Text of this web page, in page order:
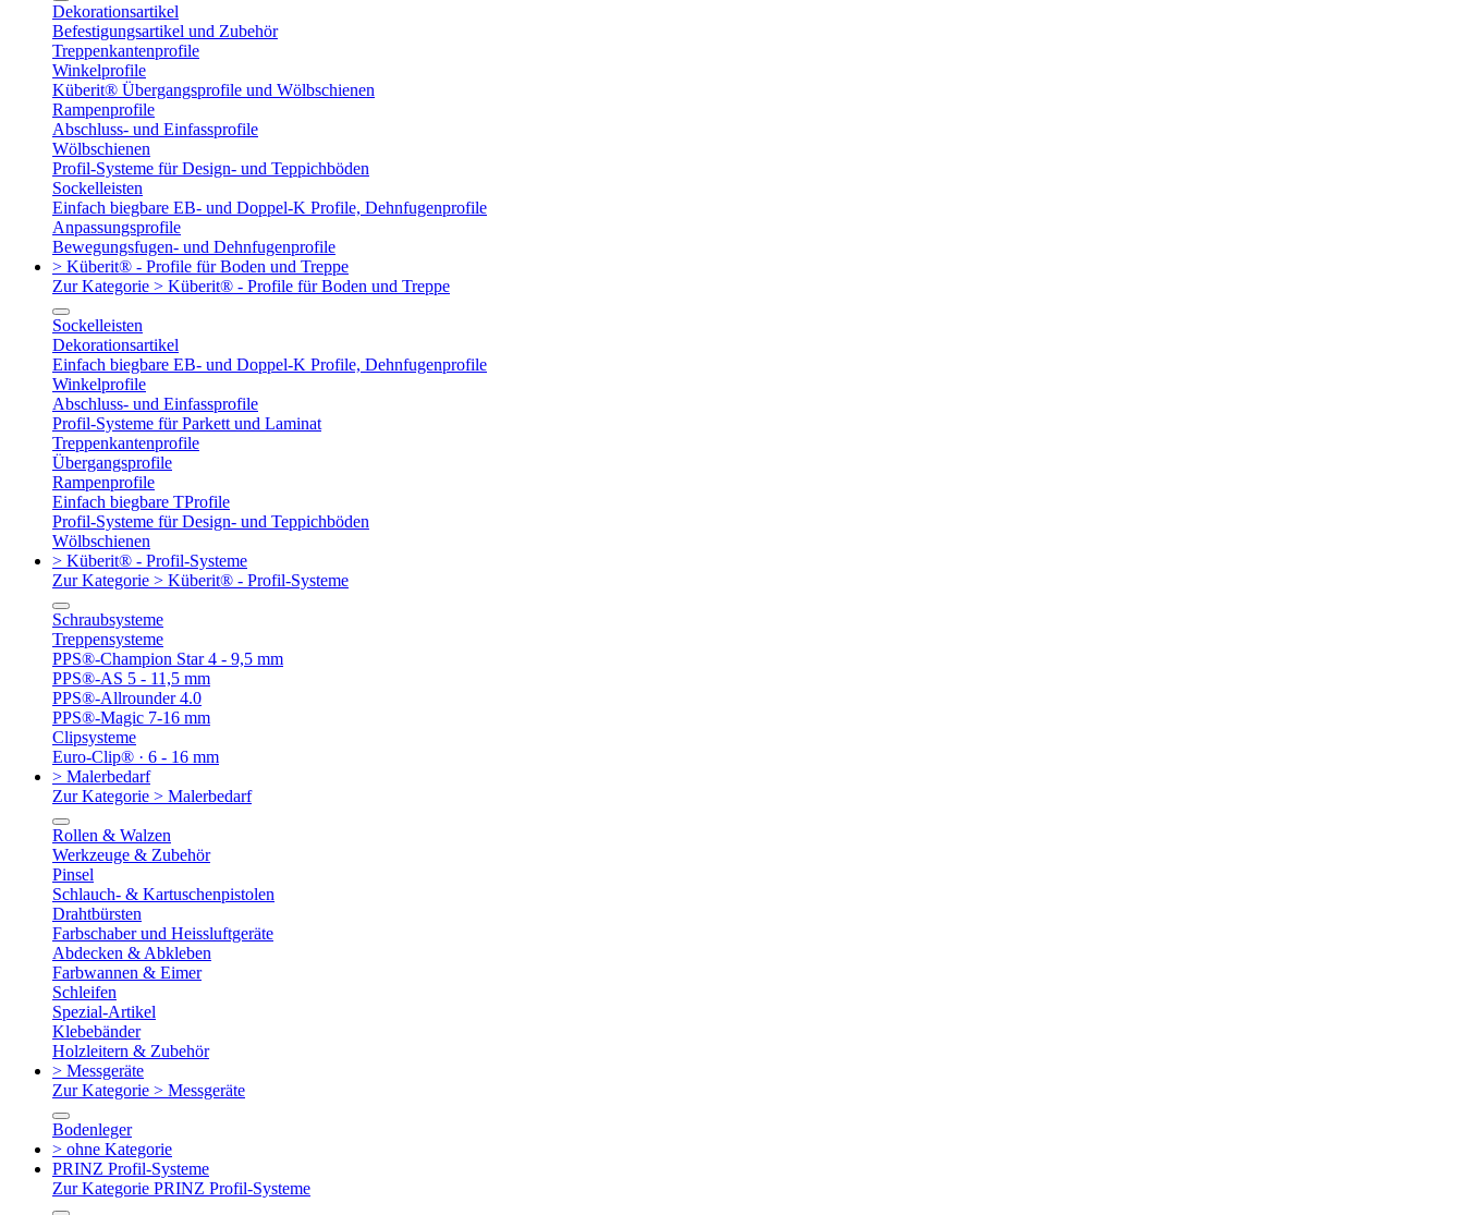
Dekorationsartikel
Befestigungsartikel und Zubehör
Treppenkantenprofile
Winkelprofile
Küberit® Übergangsprofile und Wölbschienen
Rampenprofile
Abschluss- und Einfassprofile
Wölbschienen
Profil-Systeme für Design- und Teppichböden
Sockelleisten
Einfach biegbare EB- und Doppel-K Profile, Dehnfugenprofile
Anpassungsprofile
Bewegungsfugen- und Dehnfugenprofile
> Küberit® - Profile für Boden und Treppe
Zur Kategorie > Küberit® - Profile für Boden und Treppe
Sockelleisten
Dekorationsartikel
Einfach biegbare EB- und Doppel-K Profile, Dehnfugenprofile
Winkelprofile
Abschluss- und Einfassprofile
Profil-Systeme für Parkett und Laminat
Treppenkantenprofile
Übergangsprofile
Rampenprofile
Einfach biegbare TProfile
Profil-Systeme für Design- und Teppichböden
Wölbschienen
> Küberit® - Profil-Systeme
Zur Kategorie > Küberit® - Profil-Systeme
Schraubsysteme
Treppensysteme
PPS®-Champion Star 4 - 9,5 mm
PPS®-AS 5 - 11,5 mm
PPS®-Allrounder 4.0
PPS®-Magic 7-16 mm
Clipsysteme
Euro-Clip® · 6 - 16 mm
> Malerbedarf
Zur Kategorie > Malerbedarf
Rollen & Walzen
Werkzeuge & Zubehör
Pinsel
Schlauch- & Kartuschenpistolen
Drahtbürsten
Farbschaber und Heissluftgeräte
Abdecken & Abkleben
Farbwannen & Eimer
Schleifen
Spezial-Artikel
Klebebänder
Holzleitern & Zubehör
> Messgeräte
Zur Kategorie > Messgeräte
Bodenleger
> ohne Kategorie
PRINZ Profil-Systeme
Zur Kategorie PRINZ Profil-Systeme